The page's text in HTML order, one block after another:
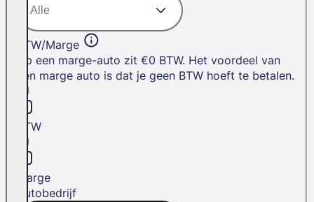
BTW/Marge
Op een marge-auto zit €0 BTW. Het voordeel van
een marge auto is dat je geen BTW hoeft te betalen.
BTW
Marge
Autobedrijf